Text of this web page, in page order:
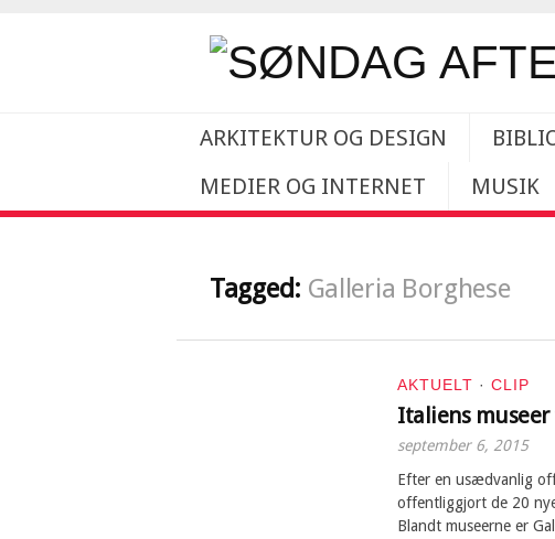
ARKITEKTUR OG DESIGN
MEDIER OG INTERNET
MUSIK
Tagged: Galleria Borghese
AKTUELT · CLIP
Italiens
september 6, 2015
Efter en usædvanlig
offentliggjort de 20
Blandt museerne er